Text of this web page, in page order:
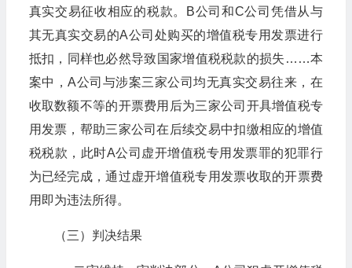
真实交易征收相应的税款。B公司和C公司凭借从与
其无真实交易的A公司处购买的增值税专用发票进行
抵扣，同样也必然导致国家增值税税款的损失……本
案中，A公司与涉案三家公司均无真实交易往来，在
收取数额不等的开票费用后为三家公司开具增值税专
用发票，帮助三家公司在后续交易中扣缴相应的增值
税税款，此时A公司虚开增值税专用发票罪的犯罪行
为已经完成，通过虚开增值税专用发票收取的开票费
用即为违法所得。
（三）判决结果